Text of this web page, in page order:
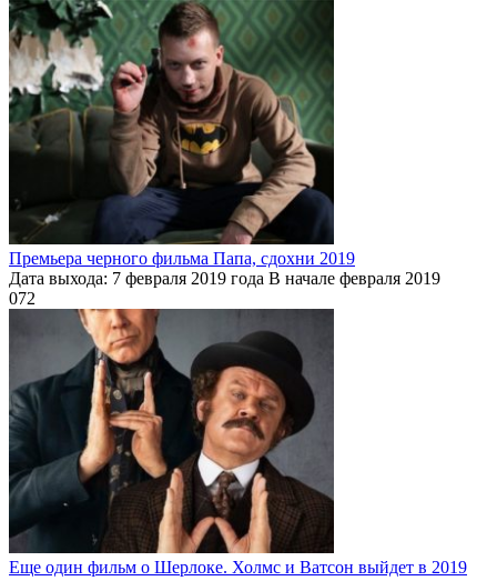
Премьера черного фильма Папа, сдохни 2019
Дата выхода: 7 февраля 2019 года В начале февраля 2019
072
Еще один фильм о Шерлоке. Холмс и Ватсон выйдет в 2019